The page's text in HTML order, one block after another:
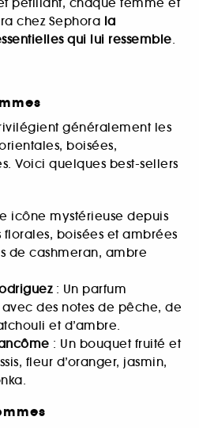
pétillant, chaque femme et
chez Sephora la
qui lui ressemble.
généralement les
boisées,
Voici quelques best-sellers
icône mystérieuse depuis
florales, boisées et ambrées
de cashmeran, ambre
: Un parfum
des notes de pêche, de
et d’ambre.
: Un bouquet fruité et
fleur d’oranger, jasmin,